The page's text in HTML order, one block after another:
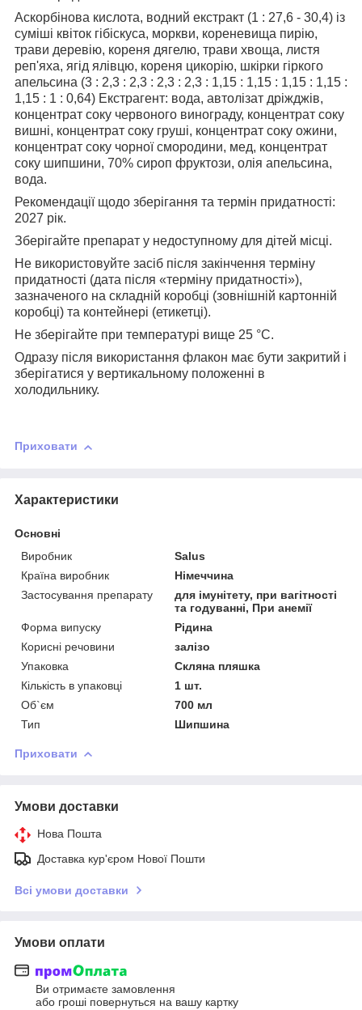
Аскорбінова кислота, водний екстракт (1 : 27,6 - 30,4) із
суміші квіток гібіскуса, моркви, кореневища пирію,
трави деревію, кореня дягелю, трави хвоща, листя
реп'яха, ягід ялівцю, кореня цикорію, шкірки гіркого
апельсина (3 : 2,3 : 2,3 : 2,3 : 2,3 : 1,15 : 1,15 : 1,15 : 1,15 :
1,15 : 1 : 0,64) Екстрагент: вода, автолізат дріжджів,
концентрат соку червоного винограду, концентрат соку
вишні, концентрат соку груші, концентрат соку ожини,
концентрат соку чорної смородини, мед, концентрат
соку шипшини, 70% сироп фруктози, олія апельсина,
вода.
Рекомендації щодо зберігання та термін придатності:
2027 рік.
Зберігайте препарат у недоступному для дітей місці.
Не використовуйте засіб після закінчення терміну
придатності (дата після «терміну придатності»),
зазначеного на складній коробці (зовнішній картонній
коробці) та контейнері (етикетці).
Не зберігайте при температурі вище 25 °C.
Одразу після використання флакон має бути закритий і
зберігатися у вертикальному положенні в
холодильнику.
Приховати
Характеристики
Основні
Виробник
Salus
Країна виробник
Німеччина
Застосування препарату
для імунітету, при вагітності
та годуванні, При анемії
Форма випуску
Рідина
Корисні речовини
залізо
Упаковка
Скляна пляшка
Кількість в упаковці
1 шт.
Об`єм
700 мл
Тип
Шипшина
Приховати
Умови доставки
Нова Пошта
Доставка кур'єром Нової Пошти
Всі умови доставки
Умови оплати
Ви отримаєте замовлення
або гроші повернуться на вашу картку